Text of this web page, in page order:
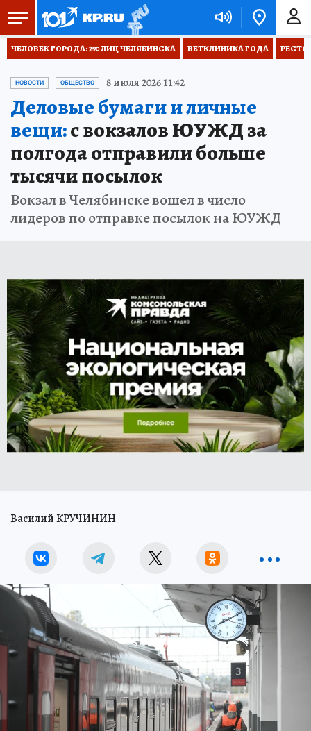
ЧЕЛОВЕК ГОРОДА: 290 ЛИЦ ЧЕЛЯБИНСКА ВЕТКЛИНИКА ГОДА
НОВОСТИ ОБЩЕСТВО 8 июля 2026 11:42
Деловые бумаги и личные
вещи:с вокзалов ЮУЖД за
полгода отправили больше
тысячи посылок
Вокзал в Челябинске вошел в число
лидеров по отправке посылок на ЮУЖД
Василий КРУЧИНИН